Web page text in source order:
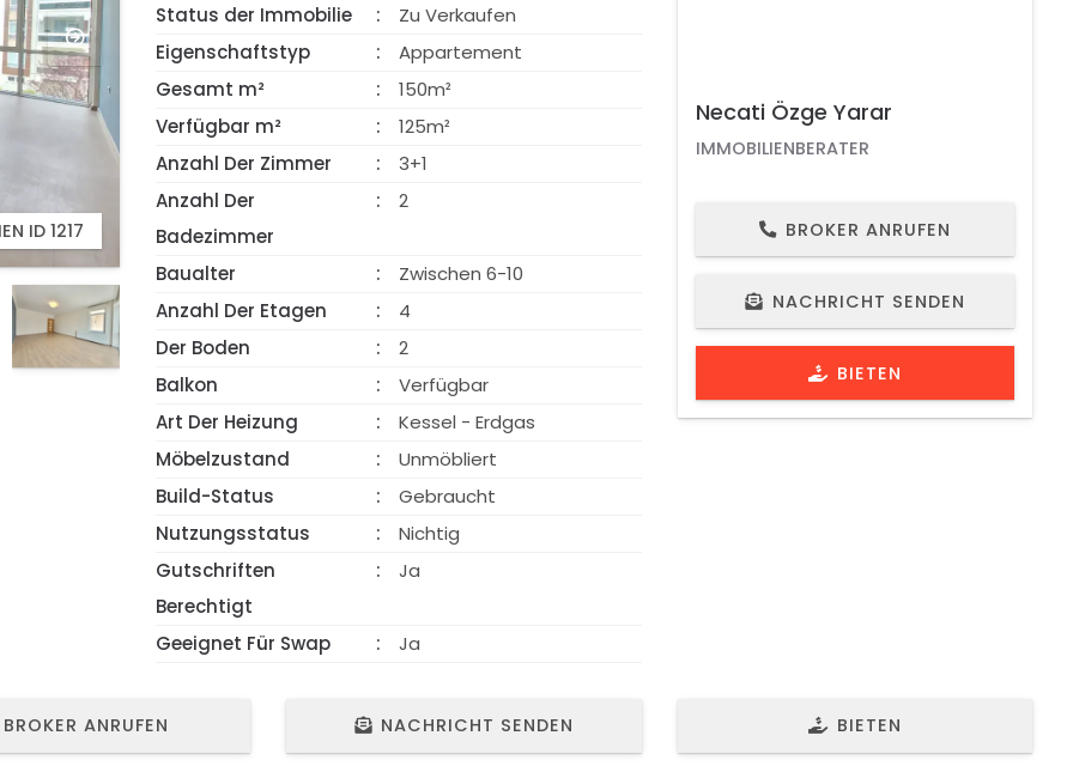
ID 1217 SCHAU VIDEO SCHAU VIDEO
Status der Immobilie
Zu Verkaufen
Eigenschaftstyp
Appartement
Gesamt m²
150m²
Verfügbar m²
125m²
Anzahl Der Zimmer
3+1
Anzahl Der
Badezimmer
2
Baualter
Zwischen 6-10
Anzahl Der Etagen
4
Der Boden
2
Balkon
Verfügbar
Art Der Heizung
Kessel - Erdgas
Möbelzustand
Unmöbliert
Build-Status
Gebraucht
Nutzungsstatus
Nichtig
Gutschriften
Berechtigt
Ja
Geeignet Für Swap Ja
Necati Özge Yarar
IMMOBILIENBERATER
BROKER ANRUFEN
NACHRICHT SENDEN
BIETEN
BROKER ANRUFEN NACHRICHT SENDEN BIETEN